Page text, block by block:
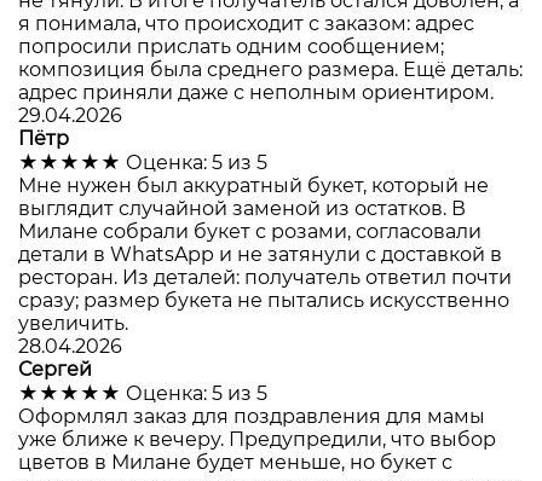
я понимала, что происходит с заказом: адрес
попросили прислать одним сообщением;
композиция была среднего размера. Ещё деталь:
адрес приняли даже с неполным ориентиром.
29.04.2026
Пётр
★★★★★ Оценка: 5 из 5
Мне нужен был аккуратный букет, который не
выглядит случайной заменой из остатков. В
Милане собрали букет с розами, согласовали
детали в WhatsApp и не затянули с доставкой в
ресторан. Из деталей: получатель ответил почти
сразу; размер букета не пытались искусственно
увеличить.
28.04.2026
Сергей
★★★★★ Оценка: 5 из 5
Оформлял заказ для поздравления для мамы
уже ближе к вечеру. Предупредили, что выбор
цветов в Милане будет меньше, но букет с